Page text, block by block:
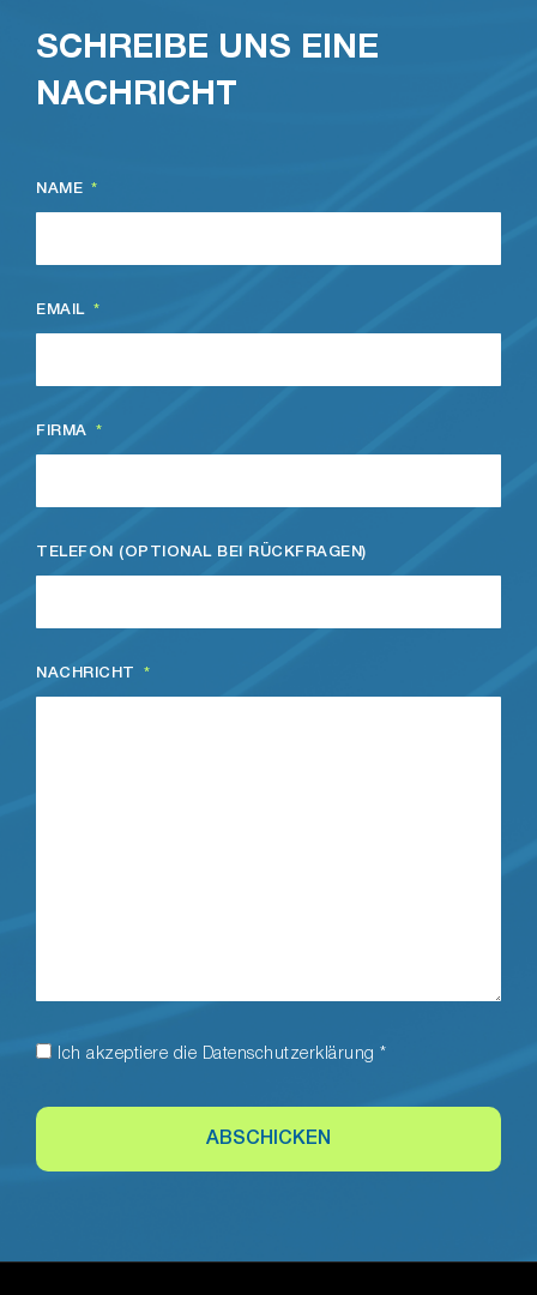
Head of Energy &
SCHREIBE UNS EINE
NACHRICHT
NAME
EMAIL
FIRMA
TELEFON (OPTIONAL BEI RÜCKFRAGEN)
NACHRICHT
Ich akzeptiere die Datenschutzerklärung *
ABSCHICKEN